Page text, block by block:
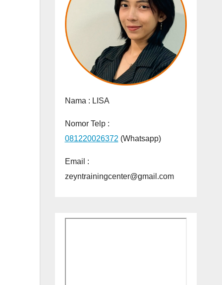
Nama : LISA
Nomor Telp :
081220026372 (Whatsapp)
Email :
zeyntrainingcenter@gmail.com